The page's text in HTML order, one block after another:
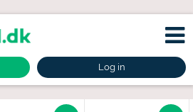
Log in